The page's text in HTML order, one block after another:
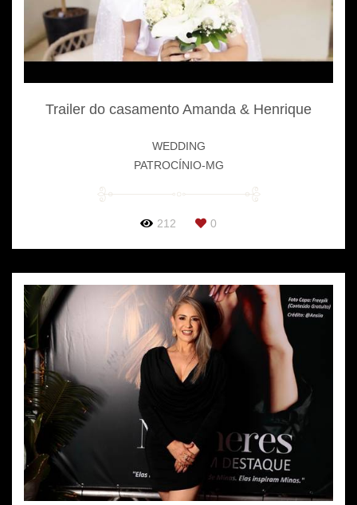
Trailer do casamento Amanda & Henrique
WEDDING
PATROCÍNIO-MG
212 0